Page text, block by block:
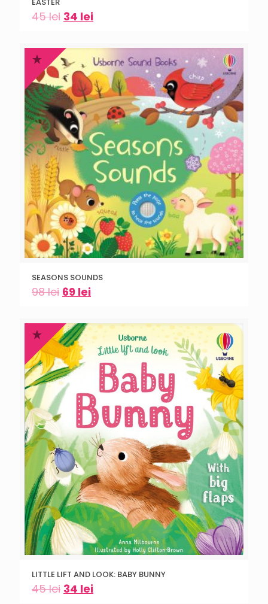
45lei 34 lei
SEASONS SOUNDS
98lei 69 lei
LITTLE LIFT AND LOOK: BABY BUNNY
45lei 34 lei